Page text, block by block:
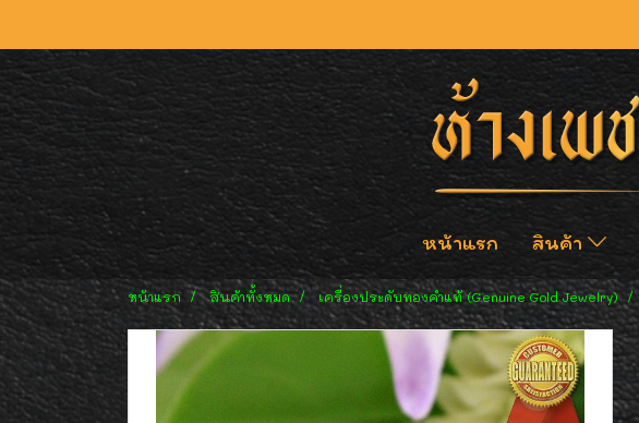
หน้าแรก สินค้า
หน้าแรก สินค้าทั้งหมด เครื่องประดับทองคำแท้ (Genuine Gold Jewelry)